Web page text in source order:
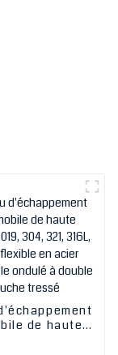
de haute